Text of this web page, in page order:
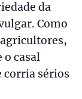
da
Como
o casal
corria sérios